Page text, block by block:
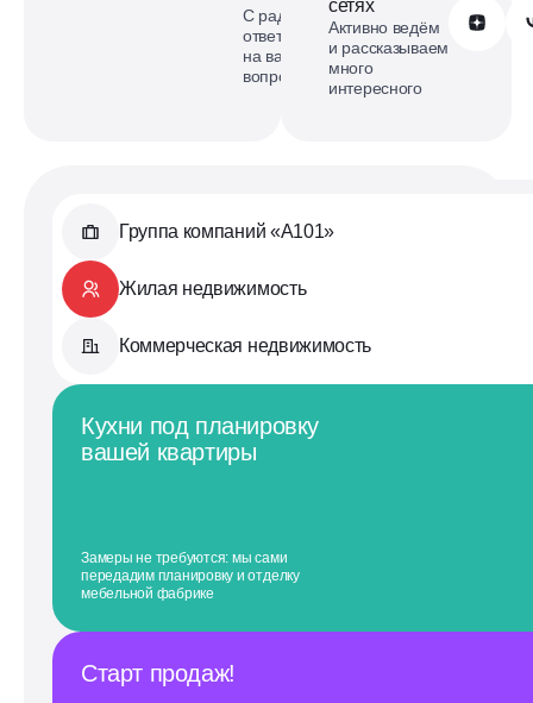
С радостью
ответим
на ваши
вопросы
Обратиться в А101
сетях
Активно ведём
и рассказываем
много
интересного
Группа компаний «А101»
Жилая недвижимость
Коммерческая недвижимость
Кухни под планировку
вашей квартиры
Замеры не требуются: мы сами
передадим планировку и отделку
мебельной фабрике
Старт продаж!